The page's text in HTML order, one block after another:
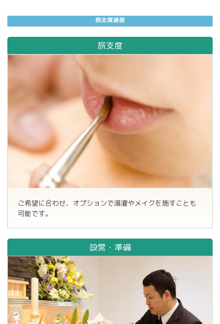
旅支度通夜
旅支度
ご希望に合わせ、オプションで湯灌やメイクを施すことも
可能です。
設営・準備